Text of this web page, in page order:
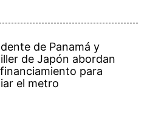
de Panamá y
de Japón abordan
para
el metro